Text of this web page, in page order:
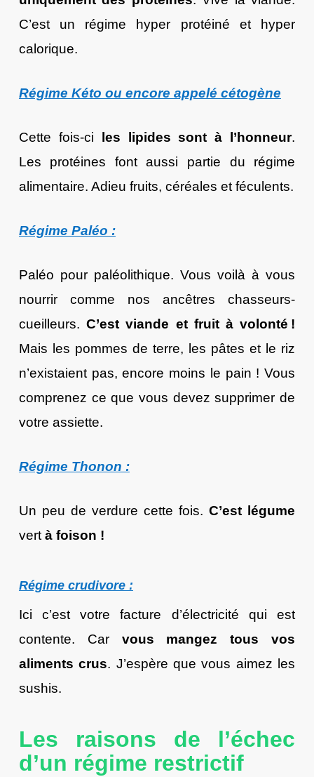
C’est un régime hyper protéiné et hyper
calorique.
Régime Kéto ou encore appelé cétogène
Cette fois-ci les lipides sont à l’honneur.
Les protéines font aussi partie du régime
alimentaire. Adieu fruits, céréales et féculents.
Régime Paléo :
Paléo pour paléolithique. Vous voilà à vous
nourrir comme nos ancêtres chasseurs-
cueilleurs.C’est viande et fruit à volonté !
Mais les pommes de terre, les pâtes et le riz
n’existaient pas, encore moins le pain ! Vous
comprenez ce que vous devez supprimer de
votre assiette.
Régime Thonon :
Un peu de verdure cette fois.C’est légume
vertà foison !
Régime crudivore :
Ici c’est votre facture d’électricité qui est
contente. Car vous mangez tous vos
aliments crus. J’espère que vous aimez les
sushis.
Les raisons de l’échec
d’un régime restrictif